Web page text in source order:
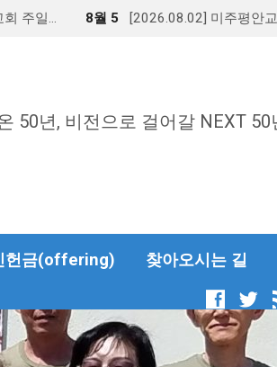
회 주일… 8월 5 [2026.08.02] 미주평안
50년, 비전으로 걸어갈 NEXT 50
헌금(offering) 찾아오시는 길